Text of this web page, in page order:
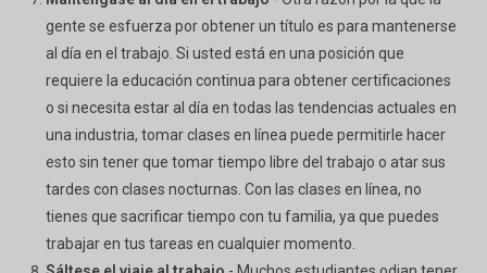
gente se esfuerza por obtener un título es para mantenerse
al día en el trabajo. Si usted está en una posición que
requiere la educación continua para obtener certificaciones
o si necesita estar al día en todas las tendencias actuales en
una industria, tomar clases en línea puede permitirle hacer
esto sin tener que tomar tiempo libre del trabajo o atar sus
tardes con clases nocturnas. Con las clases en línea, no
tienes que sacrificar tiempo con tu familia, ya que puedes
trabajar en tus tareas en cualquier momento.